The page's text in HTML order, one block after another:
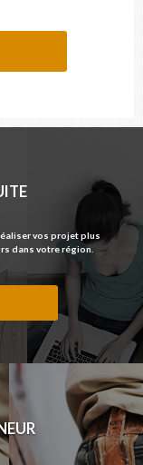
vos projet plus
dans votre région.